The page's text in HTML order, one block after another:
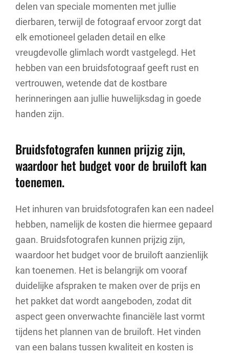
delen van speciale momenten met jullie
dierbaren, terwijl de fotograaf ervoor zorgt dat
elk emotioneel geladen detail en elke
vreugdevolle glimlach wordt vastgelegd. Het
hebben van een bruidsfotograaf geeft rust en
vertrouwen, wetende dat de kostbare
herinneringen aan jullie huwelijksdag in goede
handen zijn.
Bruidsfotografen kunnen prijzig zijn,
waardoor het budget voor de bruiloft kan
toenemen.
Het inhuren van bruidsfotografen kan een nadeel
hebben, namelijk de kosten die hiermee gepaard
gaan. Bruidsfotografen kunnen prijzig zijn,
waardoor het budget voor de bruiloft aanzienlijk
kan toenemen. Het is belangrijk om vooraf
duidelijke afspraken te maken over de prijs en
het pakket dat wordt aangeboden, zodat dit
aspect geen onverwachte financiële last vormt
tijdens het plannen van de bruiloft. Het vinden
van een balans tussen kwaliteit en kosten is